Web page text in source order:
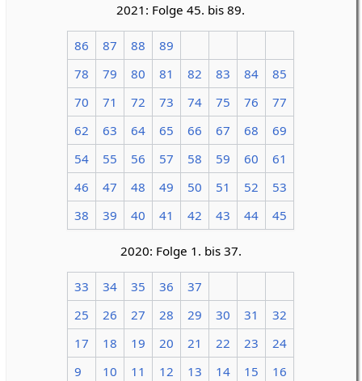
2021: Folge 45. bis 89.
86 87 88
89
78
79 80 81 82 83 84
85
70
71 72 73 74 75 76
77
62
63 64 65 66 67 68
69
54
55 56 57 58 59 60
61
46
47 48 49 50 51 52
53
38
39 40 41 42 43 44 45
2020: Folge 1. bis 37.
33 34 35 36
37
25
26 27 28 29 30 31
32
17
18 19 20 21 22 23
24
9
10 11 12 13 14 15
16